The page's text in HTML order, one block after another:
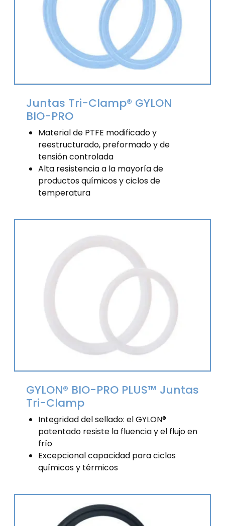
Juntas Tri-Clamp® GYLON
BIO-PRO
Material de PTFE modificado y
reestructurado, preformado y de
tensión controlada
Alta resistencia a la mayoría de
productos químicos y ciclos de
temperatura
GYLON® BIO-PRO PLUS™ Juntas
Tri-Clamp
Integridad del sellado: el GYLON®
patentado resiste la fluencia y el flujo en
frío
Excepcional capacidad para ciclos
químicos y térmicos